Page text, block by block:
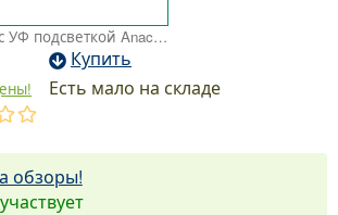
Фонарь налобный с УФ подсветкой Anaconda Vipex UV-Blacklight
Купить
Есть мало на складе
обзоры!